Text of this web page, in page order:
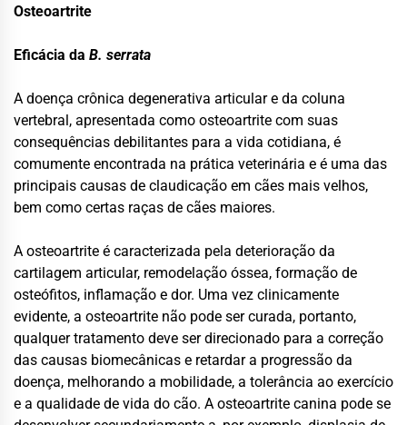
Osteoartrite
Eficácia da B. serrata
A doença crônica degenerativa articular e da coluna
vertebral, apresentada como osteoartrite com suas
consequências debilitantes para a vida cotidiana, é
comumente encontrada na prática veterinária e é uma das
principais causas de claudicação em cães mais velhos,
bem como certas raças de cães maiores.
A osteoartrite é caracterizada pela deterioração da
cartilagem articular, remodelação óssea, formação de
osteófitos, inflamação e dor. Uma vez clinicamente
evidente, a osteoartrite não pode ser curada, portanto,
qualquer tratamento deve ser direcionado para a correção
das causas biomecânicas e retardar a progressão da
doença, melhorando a mobilidade, a tolerância ao exercício
e a qualidade de vida do cão. A osteoartrite canina pode se